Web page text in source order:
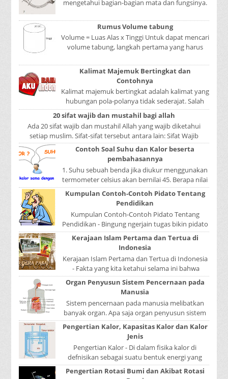
mengetahui bagian-bagian mata dan fungsinya.
mer...
Rumus Volume tabung
Volume = Luas Alas x Tinggi Untuk dapat mencari
volume tabung, langkah pertama yang harus
tabun...
Kalimat Majemuk Bertingkat dan
Contohnya
Kalimat majemuk bertingkat adalah kalimat yang
hubungan pola-polanya tidak sederajat. Salah
satu pola menduduki sebagai induk kalimat, se...
20 sifat wajib dan mustahil bagi allah
Ada 20 sifat wajib dan mustahil Allah yang wajib diketahui
setiap muslim. Sifat-sifat tersebut antara lain: Sifat Wajib
Tulisan A...
Contoh Soal Suhu dan Kalor beserta
pembahasannya
1. Suhu sebuah benda jika diukur menggunakan
termometer celsius akan bernilai 45. Berapa nilai
yang ditunjukkan oleh termometer Reamur, ...
Kumpulan Contoh-Contoh Pidato Tentang
Pendidikan
Kumpulan Contoh-Contoh Pidato Tentang
Pendidikan - Bingung ngerjain tugas bikin pidato
sekolah? Atau sedang nyari kumpulan contoh-
contoh ...
Kerajaan Islam Pertama dan Tertua di
Indonesia
Kerajaan Islam Pertama dan Tertua di Indonesia
- Fakta yang kita ketahui selama ini bahwa
kerajaan Samudera Pasai merupakan kerajaan ...
Organ Penyusun Sistem Pencernaan pada
Manusia
Sistem pencernaan pada manusia melibatkan
banyak organ. Apa saja organ penyusun sistem
pencernaan pada manusia ? Organ penyusun
sistem p...
Pengertian Kalor, Kapasitas Kalor dan Kalor
Jenis
Pengertian Kalor - Di dalam fisika kalor di
defnisikan sebagai suatu bentuk energi yang
dapat berpindah atau mengalir dari benda yang
...
Pengertian Rotasi Bumi dan Akibat Rotasi